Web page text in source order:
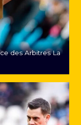
des Arbitres La